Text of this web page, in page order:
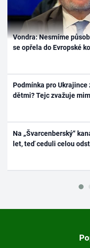
Vondra: Nesmíme
se opřela do Evropské
Podmínka pro
dětmi? Tejc zvažuje
Na „Švarcenberský“
let, teď ceduli celou